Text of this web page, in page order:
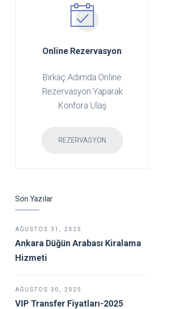
Online Rezervasyon
Birkaç Adımda Online
Rezervasyon Yaparak
Konfora Ulaş
REZERVASYON
Son Yazılar
AĞUSTOS 31, 2025
Ankara Düğün Arabası Kiralama
Hizmeti
AĞUSTOS 30, 2025
VIP Transfer Fiyatları-2025